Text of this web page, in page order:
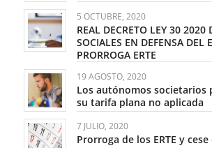
5 OCTUBRE, 2020
REAL DECRETO LEY 30 2020
SOCIALES EN DEFENSA DEL
PRORROGA ERTE
19 AGOSTO, 2020
Los autónomos societarios
su tarifa plana no aplicada
7 JULIO, 2020
Prorroga de los ERTE y